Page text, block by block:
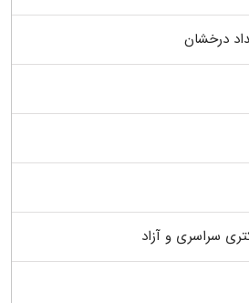
درخشان
سراسری و آزاد